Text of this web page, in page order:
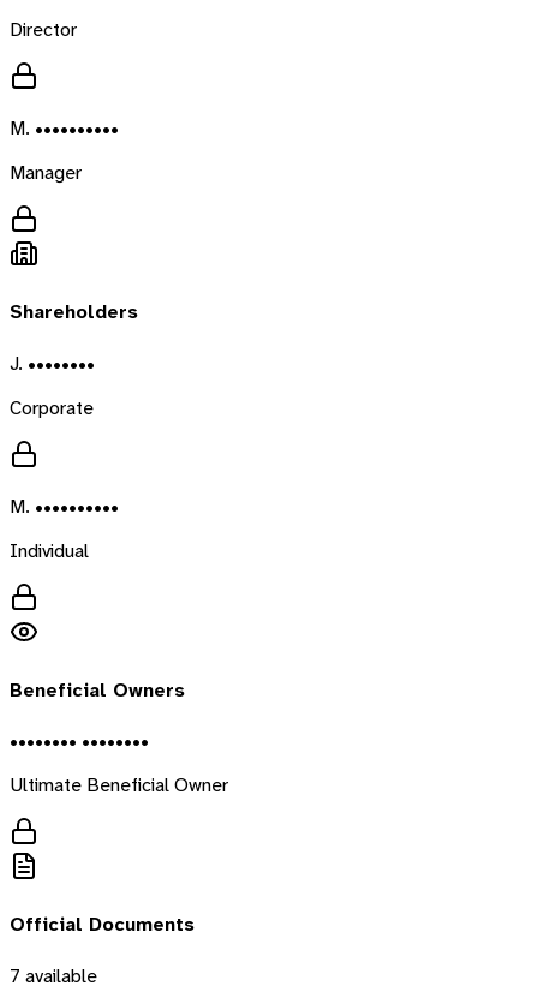
Director
M. ••••••••••
Manager
Shareholders
J. ••••••••
Corporate
M. ••••••••••
Individual
Beneficial Owners
•••••••• ••••••••
Ultimate Beneficial Owner
Official Documents
7 available